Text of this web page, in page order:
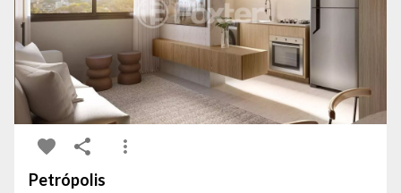
Petrópolis